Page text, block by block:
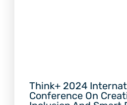
Think+ 2024
Conference On